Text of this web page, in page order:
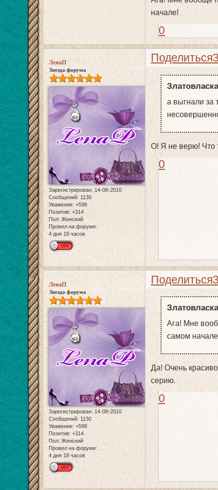
начале!
0
Поделиться
ЛенаП
Звезда форума
Зарегистрирован: 14-08-2010
Сообщений: 1130
Уважение: +598
Позитив: +314
Пол: Женский
Провел на форуме:
4 дня 18 часов
а выгнали за
О! Я не верю! Что
0
Поделиться
ЛенаП
Звезда форума
Зарегистрирован: 14-08-2010
Сообщений: 1130
Уважение: +598
Позитив: +314
Пол: Женский
Провел на форуме:
4 дня 18 часов
Ага! Мне
самом
Да! Очень
серию.
0